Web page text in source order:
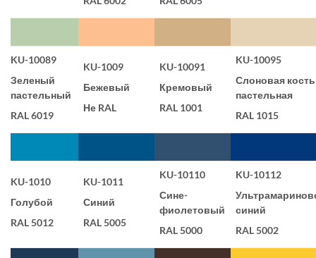
KU-10089
Зеленый
пастельный
RAL 6019
KU-1009
Бежевый
Не RAL
KU-10091
Кремовый
RAL 1001
KU-10095
Слоновая кость
пастельная
RAL 1015
KU-1010
Голубой
RAL 5012
KU-1011
Синий
RAL 5005
KU-10110
Сине-
фиолетовый
RAL 5000
KU-10112
синий
RAL 5002